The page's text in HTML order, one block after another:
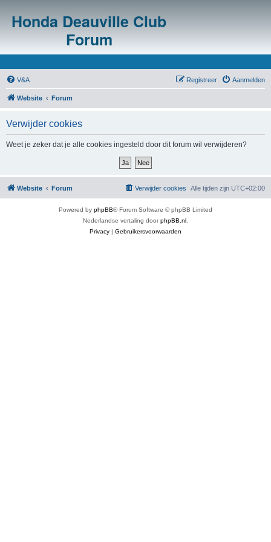
Honda Deauville Club
Forum
V&A Aanmelden
Registreer
Website Forum
Verwijder cookies
Weet je zeker dat je alle cookies ingesteld door dit forum wil verwijderen?
Website Forum Alle tijden zijn UTC+02:00
Verwijder cookies
Powered by phpBB® Forum Software © phpBB Limited
Nederlandse vertaling doorphpBB.nl
Privacy | Gebruikersvoorwaarden